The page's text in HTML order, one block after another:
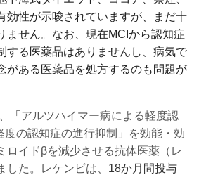
効性が示唆されていますが、まだ十
ません。なお、現在MCIから認知症
する医薬品はありませんし、病気で
がある医薬品を処方するのも問題が
「 アルツハイマー病による軽度認
の認知症の進行抑制」を効能・効
ロイドβを減少させる抗体医薬（レ
た。
レケンビは、 18か月間投与